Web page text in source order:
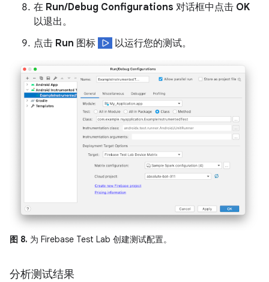
在 Run/Debug Configurations 对话框中点击 OK
以退出。
点击 Run 图标 以运行您的测试。
图 8. 为 Firebase Test Lab 创建测试配置。
分析测试结果